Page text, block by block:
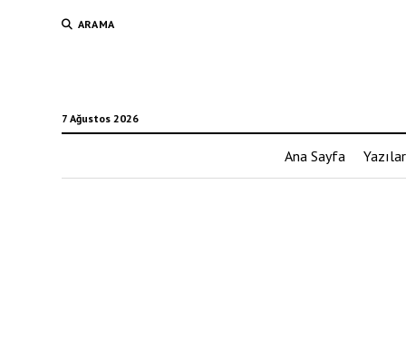
ARAMA
7 Ağustos 2026
Ana Sayfa Yazılar